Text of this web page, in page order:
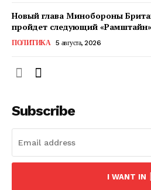
Новый глава Минобороны
пройдет следующий «Рамштайн»
ПОЛИТИКА 5 августа, 2026
Subscribe
I WANT IN